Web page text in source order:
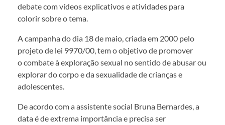
debate com vídeos explicativos e atividades para
colorir sobre o tema.
A campanha do dia 18 de maio, criada em 2000 pelo
projeto de lei 9970/00, tem o objetivo de promover
o combate à exploração sexual no sentido de abusar ou
explorar do corpo e da sexualidade de crianças e
adolescentes.
De acordo com a assistente social Bruna Bernardes, a
data é de extrema importância e precisa ser